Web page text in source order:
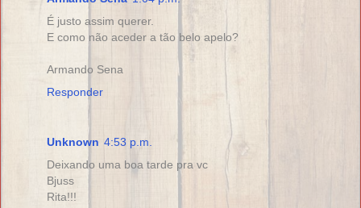
É justo assim querer.
E como não aceder a tão belo apelo?
Armando Sena
Responder
Unknown 4:53 p.m.
Deixando uma boa tarde pra vc
Bjuss
Rita!!!